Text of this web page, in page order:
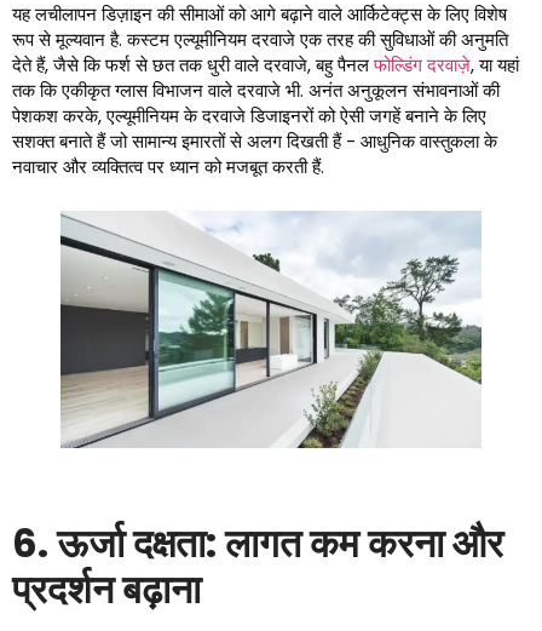
यह लचीलापन डिज़ाइन की सीमाओं को आगे बढ़ाने वाले आर्किटेक्ट्स के लिए विशेष
रूप से मूल्यवान है. कस्टम एल्यूमीनियम दरवाजे एक तरह की सुविधाओं की अनुमति
देते हैं, जैसे कि फर्श से छत तक धुरी वाले दरवाजे, बहु पैनलफोल्डिंग दरवाज़े, या यहां
तक ​​कि एकीकृत ग्लास विभाजन वाले दरवाजे भी. अनंत अनुकूलन संभावनाओं की
पेशकश करके, एल्यूमीनियम के दरवाजे डिजाइनरों को ऐसी जगहें बनाने के लिए
सशक्त बनाते हैं जो सामान्य इमारतों से अलग दिखती हैं - आधुनिक वास्तुकला के
नवाचार और व्यक्तित्व पर ध्यान को मजबूत करती हैं.
6. ऊर्जा दक्षता: लागत कम करना और
प्रदर्शन बढ़ाना